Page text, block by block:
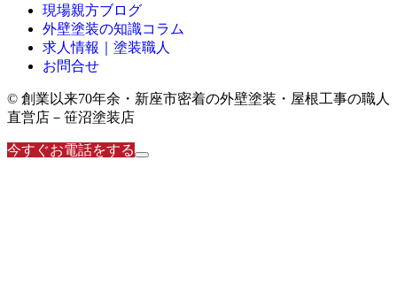
現場親方ブログ
外壁塗装の知識コラム
求人情報｜塗装職人
お問合せ
© 創業以来70年余・新座市密着の外壁塗装・屋根工事の職人
直営店－笹沼塗装店
今すぐお電話をする